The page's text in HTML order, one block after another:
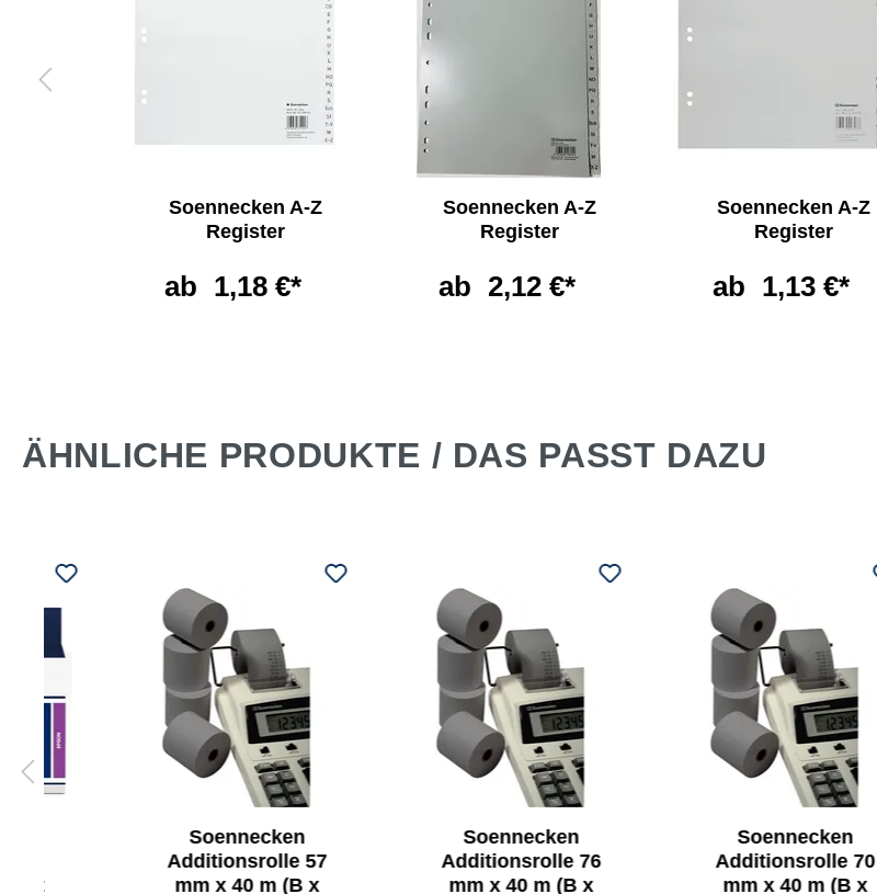
Soennecken A-Z
Register
ab 1,18 €*
Soennecken A-Z
Register
ab 2,12 €*
Soennecken A-Z
Register
ab 1,13 €*
ÄHNLICHE PRODUKTE / DAS PASST DAZU
mit
Soennecken
Additionsrolle 57
mm x 40 m (B x
Soennecken
Additionsrolle 76
mm x 40 m (B x
Soennecken
Additionsrolle 70
mm x 40 m (B x